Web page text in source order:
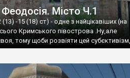
Місто Ч.1
-15 (18) ст) - одне з найцікавіших (на
Кримського півострова .Ну,але
тому щоби розвіяти цей субєктивізм,
це